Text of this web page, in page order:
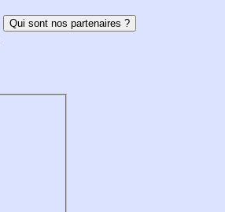
Qui sont nos partenaires ?